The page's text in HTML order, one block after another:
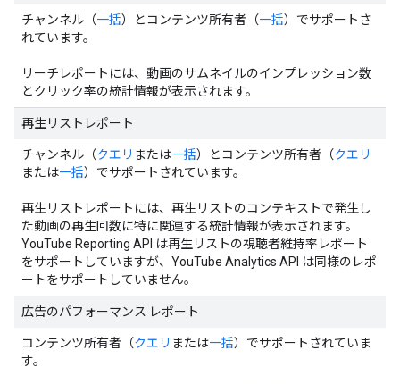
チャンネル（一括）とコンテンツ所有者（一括）でサポートさ
れています。
リーチレポートには、動画のサムネイルのインプレッション数
とクリック率の統計情報が表示されます。
再生リストレポート
チャンネル（クエリ または一括）とコンテンツ所有者（クエリ
または一括）でサポートされています。
再生リストレポートには、再生リストのコンテキストで発生し
た動画の再生回数に特に関連する統計情報が表示されます。
YouTube Reporting API は再生リストの視聴者維持率レポート
をサポートしていますが、YouTube Analytics API は同様のレポ
ートをサポートしていません。
広告のパフォーマンス レポート
コンテンツ所有者（クエリ または一括）でサポートされていま
す。